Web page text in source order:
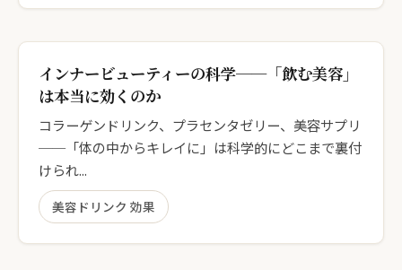
インナービューティーの科学──「飲む美容」
は本当に効くのか
コラーゲンドリンク、プラセンタゼリー、美容サプリ
──「体の中からキレイに」は科学的にどこまで裏付
けられ...
美容ドリンク 効果